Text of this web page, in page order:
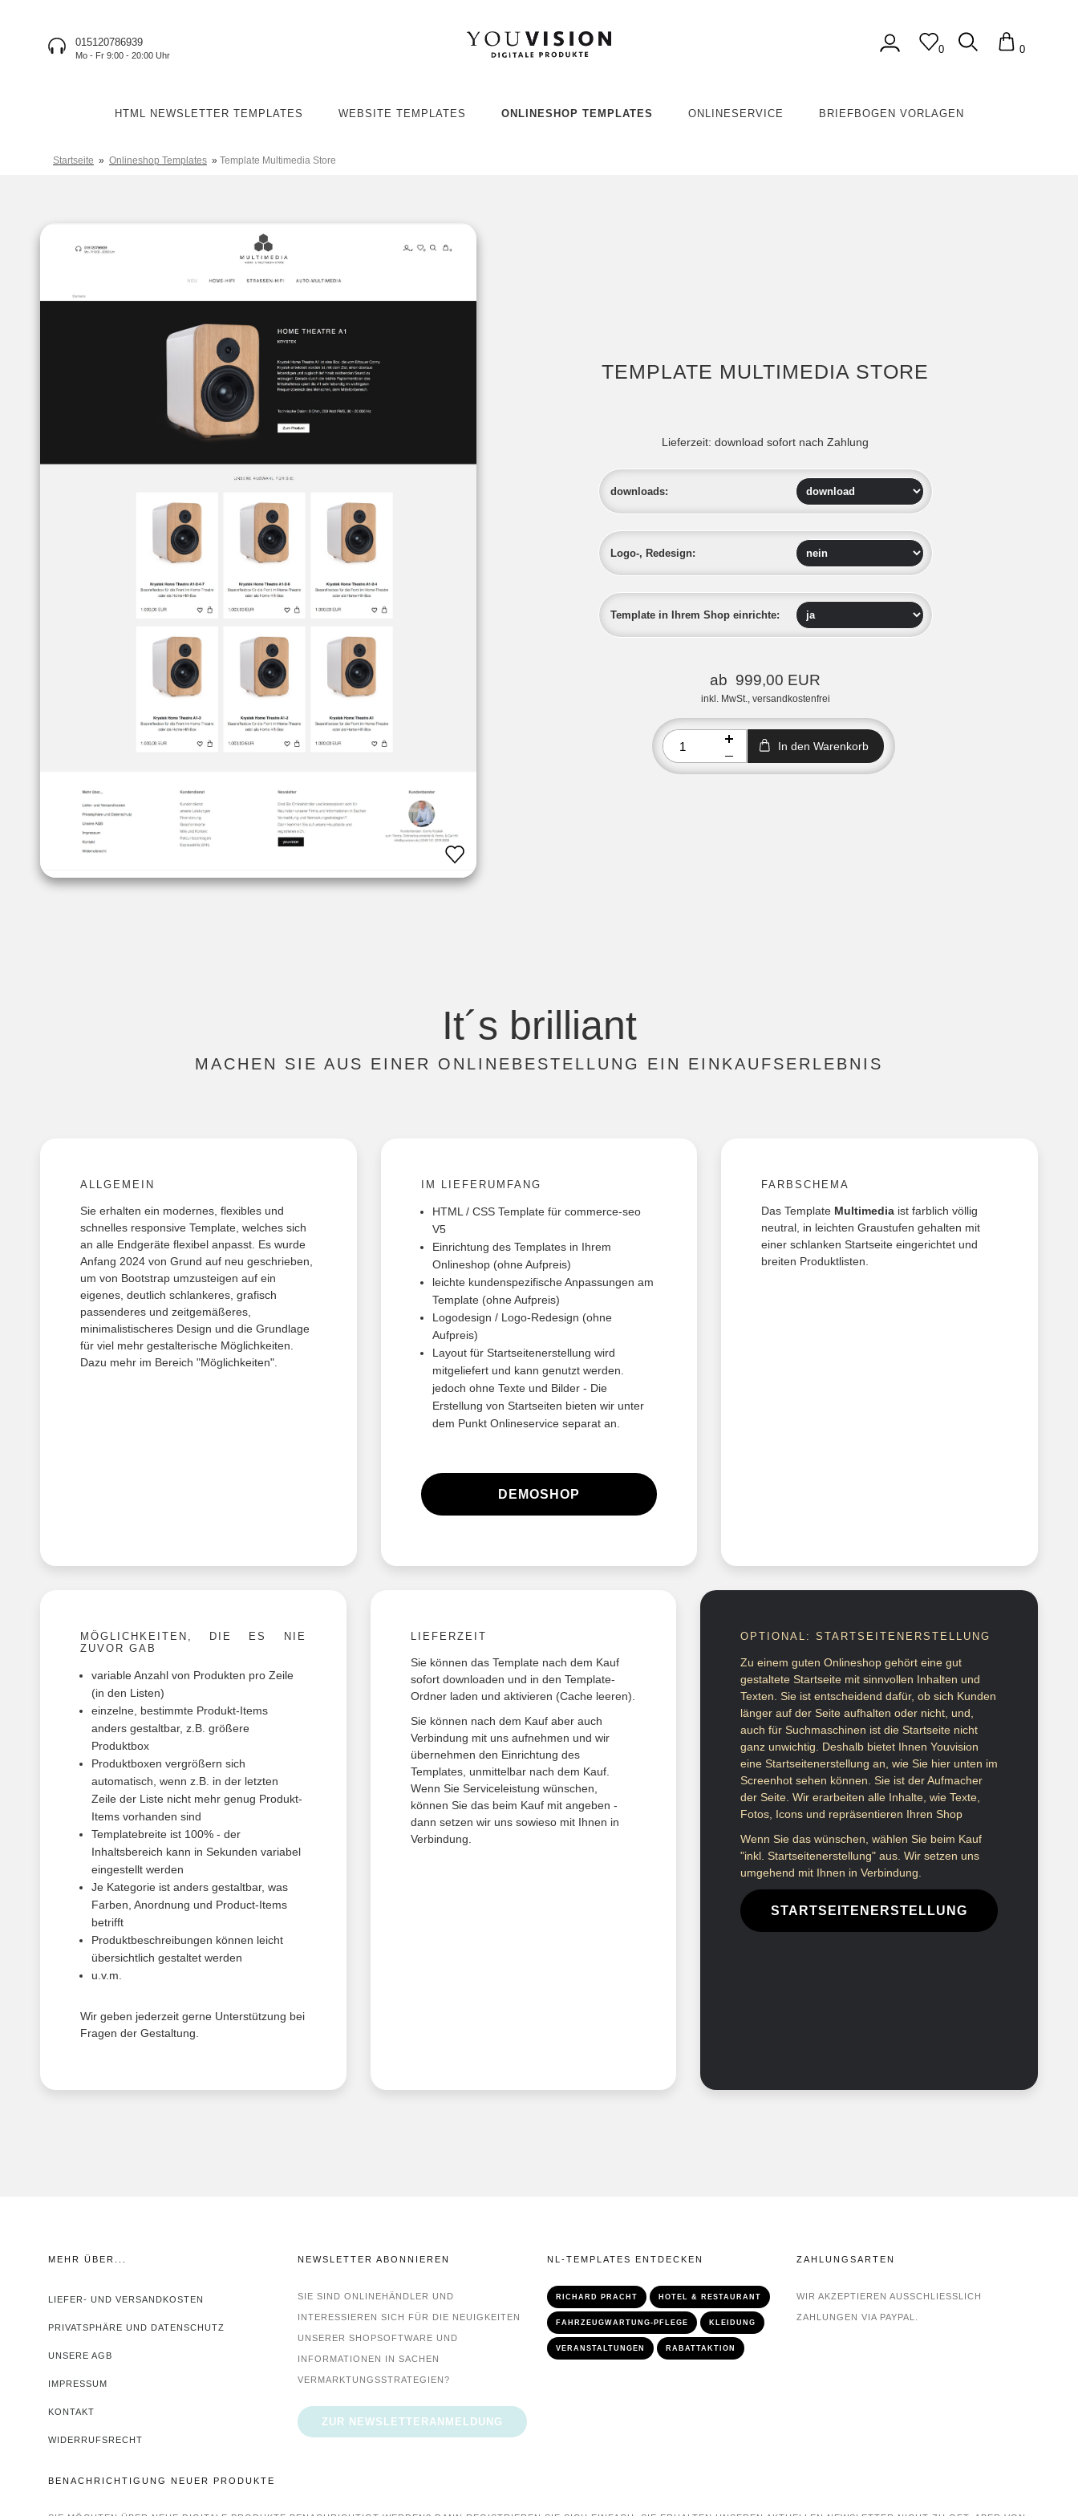
015120786939
Mo - Fr 9:00 - 20:00 Uhr 0 0
HTML NEWSLETTER TEMPLATES WEBSITE TEMPLATES ONLINESHOP TEMPLATES ONLINESERVICE BRIEFBOGEN VORLAGEN
Startseite » Onlineshop Templates » Template Multimedia Store
TEMPLATE MULTIMEDIA STORE
Lieferzeit: download sofort nach Zahlung
downloads:
Logo-, Redesign:
Template in Ihrem Shop einrichte:
ab 999,00 EUR
inkl. MwSt., versandkostenfrei
In den Warenkorb
It´s brilliant
MACHEN SIE AUS EINER ONLINEBESTELLUNG EIN EINKAUFSERLEBNIS
ALLGEMEIN
Sie erhalten ein modernes, flexibles und
schnelles responsive Template, welches sich
an alle Endgeräte flexibel anpasst. Es wurde
Anfang 2024 von Grund auf neu geschrieben,
um von Bootstrap umzusteigen auf ein
eigenes, deutlich schlankeres, grafisch
passenderes und zeitgemäßeres,
minimalistischeres Design und die Grundlage
für viel mehr gestalterische Möglichkeiten.
Dazu mehr im Bereich "Möglichkeiten".
IM LIEFERUMFANG
HTML / CSS Template für commerce-seo
V5
Einrichtung des Templates in Ihrem
Onlineshop (ohne Aufpreis)
leichte kundenspezifische Anpassungen am
Template (ohne Aufpreis)
Logodesign / Logo-Redesign (ohne
Aufpreis)
Layout für Startseitenerstellung wird
mitgeliefert und kann genutzt werden.
jedoch ohne Texte und Bilder - Die
Erstellung von Startseiten bieten wir unter
dem Punkt Onlineservice separat an.
DEMOSHOP
FARBSCHEMA
Das Template Multimedia ist farblich völlig
neutral, in leichten Graustufen gehalten mit
einer schlanken Startseite eingerichtet und
breiten Produktlisten.
MÖGLICHKEITEN, DIE ES NIE
ZUVOR GAB
variable Anzahl von Produkten pro Zeile
(in den Listen)
einzelne, bestimmte Produkt-Items
anders gestaltbar, z.B. größere
Produktbox
Produktboxen vergrößern sich
automatisch, wenn z.B. in der letzten
Zeile der Liste nicht mehr genug Produkt-
Items vorhanden sind
Templatebreite ist 100% - der
Inhaltsbereich kann in Sekunden variabel
eingestellt werden
Je Kategorie ist anders gestaltbar, was
Farben, Anordnung und Product-Items
betrifft
Produktbeschreibungen können leicht
übersichtlich gestaltet werden
u.v.m.
Wir geben jederzeit gerne Unterstützung bei
Fragen der Gestaltung.
LIEFERZEIT
Sie können das Template nach dem Kauf
sofort downloaden und in den Template-
Ordner laden und aktivieren (Cache leeren).
Sie können nach dem Kauf aber auch
Verbindung mit uns aufnehmen und wir
übernehmen den Einrichtung des
Templates, unmittelbar nach dem Kauf.
Wenn Sie Serviceleistung wünschen,
können Sie das beim Kauf mit angeben -
dann setzen wir uns sowieso mit Ihnen in
Verbindung.
OPTIONAL: STARTSEITENERSTELLUNG
Zu einem guten Onlineshop gehört eine gut
gestaltete Startseite mit sinnvollen Inhalten und
Texten. Sie ist entscheidend dafür, ob sich Kunden
länger auf der Seite aufhalten oder nicht, und,
auch für Suchmaschinen ist die Startseite nicht
ganz unwichtig. Deshalb bietet Ihnen Youvision
eine Startseitenerstellung an, wie Sie hier unten im
Screenhot sehen können. Sie ist der Aufmacher
der Seite. Wir erarbeiten alle Inhalte, wie Texte,
Fotos, Icons und repräsentieren Ihren Shop
Wenn Sie das wünschen, wählen Sie beim Kauf
"inkl. Startseitenerstellung" aus. Wir setzen uns
umgehend mit Ihnen in Verbindung.
STARTSEITENERSTELLUNG
MEHR ÜBER...
LIEFER- UND VERSANDKOSTEN
PRIVATSPHÄRE UND DATENSCHUTZ
UNSERE AGB
IMPRESSUM
KONTAKT
WIDERRUFSRECHT
NEWSLETTER ABONNIEREN
SIE SIND ONLINEHÄNDLER UND
INTERESSIEREN SICH FÜR DIE NEUIGKEITEN
UNSERER SHOPSOFTWARE UND
INFORMATIONEN IN SACHEN
VERMARKTUNGSSTRATEGIEN?
ZUR NEWSLETTERANMELDUNG
NL-TEMPLATES ENTDECKEN
RICHARD PRACHT HOTEL & RESTAURANT
FAHRZEUGWARTUNG-PFLEGE KLEIDUNG
VERANSTALTUNGEN RABATTAKTION
ZAHLUNGSARTEN
WIR AKZEPTIEREN AUSSCHLIESSLICH Z
AHLUNGEN VIA PAYPAL.
BENACHRICHTIGUNG NEUER PRODUKTE